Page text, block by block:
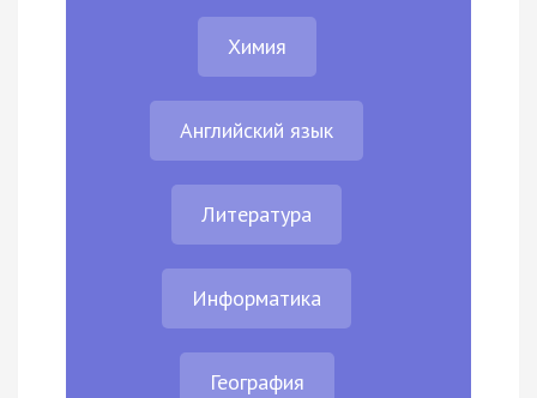
Химия
Английский язык
Литература
Информатика
География